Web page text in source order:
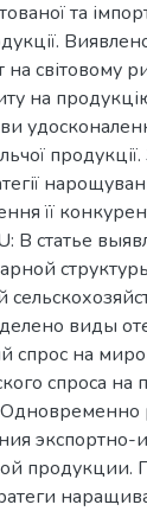
та
на світовому
на
її
В статье
виды
спрос на
спроса
продукции.